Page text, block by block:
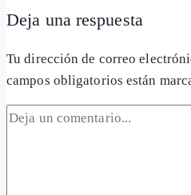
Deja una respuesta
Tu dirección de correo
campos obligatorios están